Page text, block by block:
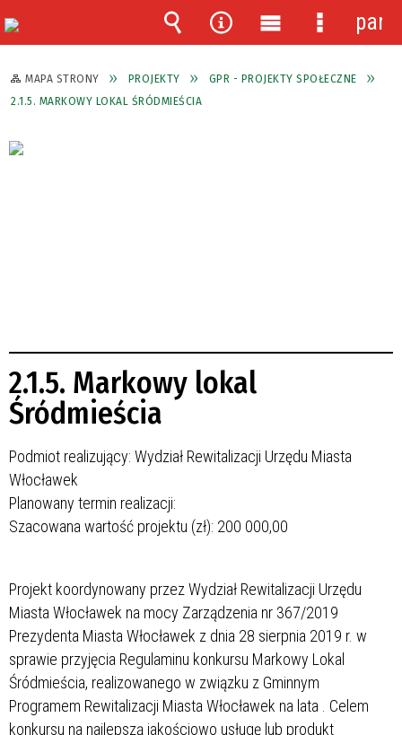
MAPA STRONY PROJEKTY
GPR - PROJEKTY SPOŁECZNE
2.1.5. MARKOWY LOKAL ŚRÓDMIEŚCIA
2.1.5. Markowy lokal
Śródmieścia
Podmiot realizujący: Wydział Rewitalizacji Urzędu Miasta
Włocławek
Planowany termin realizacji:
Szacowana wartość projektu (zł): 200 000,00
Projekt koordynowany przez Wydział Rewitalizacji Urzędu
Miasta Włocławek na mocy Zarządzenia nr 367/2019
Prezydenta Miasta Włocławek z dnia 28 sierpnia 2019 r. w
sprawie przyjęcia Regulaminu konkursu Markowy Lokal
Śródmieścia, realizowanego w związku z Gminnym
Programem Rewitalizacji Miasta Włocławek na lata
. Celem
konkursu na najlepszą jakościowo usługę lub produkt
Wyszukiwarka
Narzędzia
Menu
główne
Menu